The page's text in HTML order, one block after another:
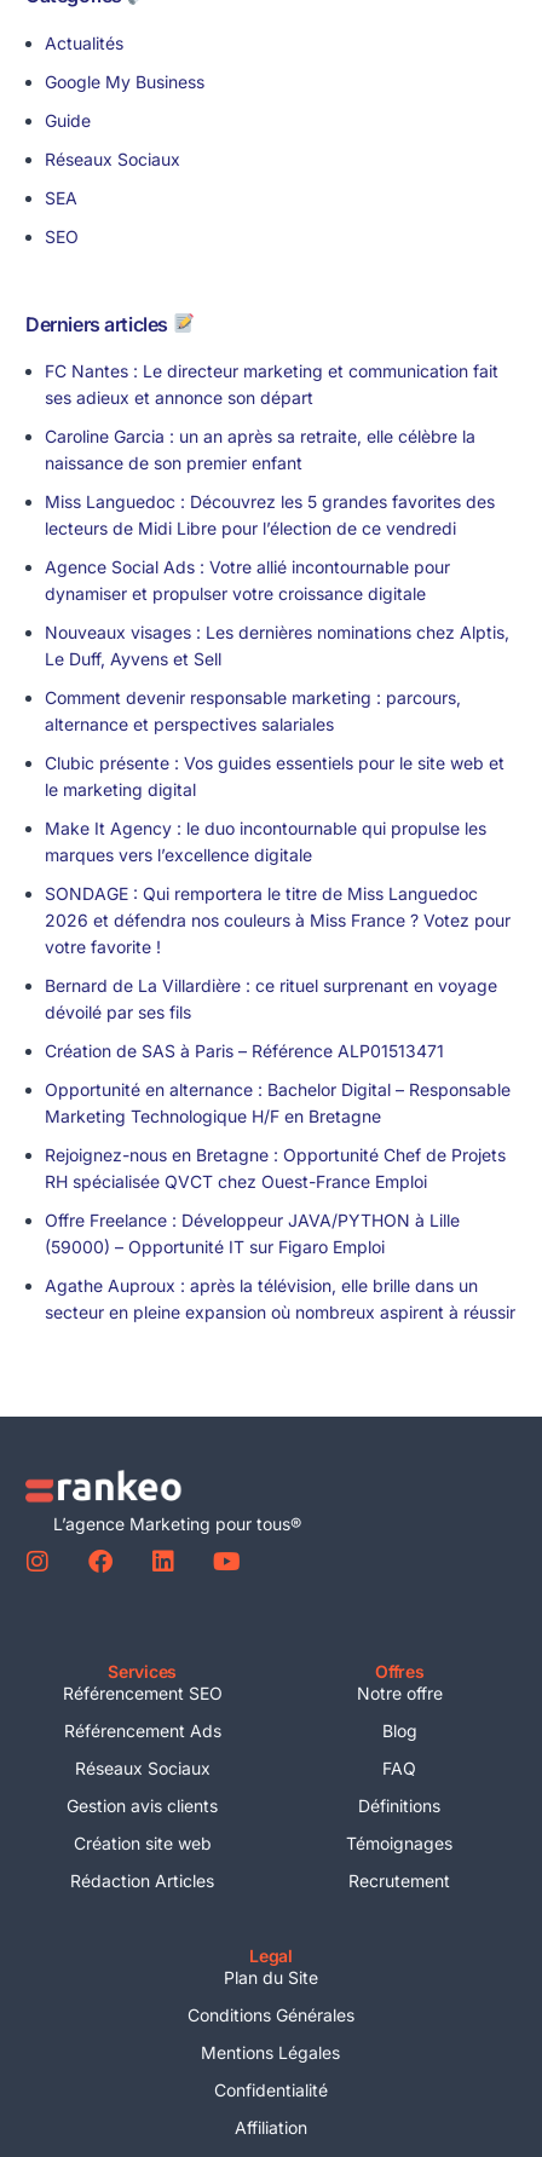
Actualités
Google My Business
Guide
Réseaux Sociaux
SEA
SEO
Derniers articles
FC Nantes : Le directeur marketing et communication fait
ses adieux et annonce son départ
Caroline Garcia : un an après sa retraite, elle célèbre la
naissance de son premier enfant
Miss Languedoc : Découvrez les 5 grandes favorites des
lecteurs de Midi Libre pour l’élection de ce vendredi
Agence Social Ads : Votre allié incontournable pour
dynamiser et propulser votre croissance digitale
Nouveaux visages : Les dernières nominations chez Alptis,
Le Duff, Ayvens et Sell
Comment devenir responsable marketing : parcours,
alternance et perspectives salariales
Clubic présente : Vos guides essentiels pour le site web et
le marketing digital
Make It Agency : le duo incontournable qui propulse les
marques vers l’excellence digitale
SONDAGE : Qui remportera le titre de Miss Languedoc
2026 et défendra nos couleurs à Miss France ? Votez pour
votre favorite !
Bernard de La Villardière : ce rituel surprenant en voyage
dévoilé par ses fils
Création de SAS à Paris – Référence ALP01513471
Opportunité en alternance : Bachelor Digital – Responsable
Marketing Technologique H/F en Bretagne
Rejoignez-nous en Bretagne : Opportunité Chef de Projets
RH spécialisée QVCT chez Ouest-France Emploi
Offre Freelance : Développeur JAVA/PYTHON à Lille
(59000) – Opportunité IT sur Figaro Emploi
Agathe Auproux : après la télévision, elle brille dans un
secteur en pleine expansion où nombreux aspirent à réussir
L’agence Marketing pour tous®
Services
Référencement SEO
Référencement Ads
Réseaux Sociaux
Gestion avis clients
Création site web
Rédaction Articles
Offres
Notre offre
Blog
FAQ
Définitions
Témoignages
Recrutement
Legal
Plan du Site
Conditions Générales
Mentions Légales
Confidentialité
Affiliation